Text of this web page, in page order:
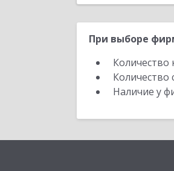
При выборе
Количество
Наличие у